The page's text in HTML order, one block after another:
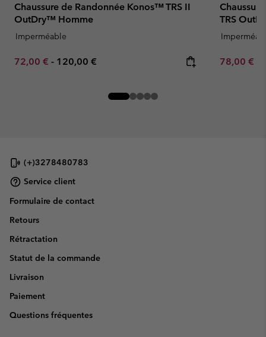
Chaussure de Randonnée Konos™ TRS II
OutDry™ Homme
Imperméable
Minimum sale price:
72,00 € - Maximum price:
120,00 €
TRS
Minimum
78,00 €
(+)3278480783
Service client
Formulaire de contact
Retours
Rétractation
Statut de la commande
Livraison
Paiement
Questions fréquentes